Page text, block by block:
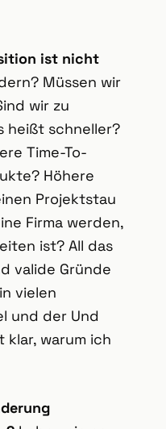
ist nicht
Müssen wir
wir zu
heißt schneller?
Time-To-
Höhere
Projektstau
Firma werden,
ist? All das
valide Gründe
vielen
und der Und
klar, warum ich